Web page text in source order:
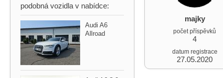
majky
počet příspěvků
4
datum registrace
27.05.2020
podobná vozidla v nabídce:
Audi A6
Allroad